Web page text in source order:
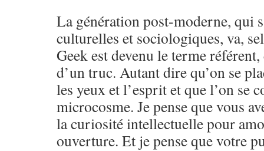
La génération post-moderne, qui
culturelles et sociologiques, va,
Geek est devenu le terme
d’un truc. Autant dire qu’on se
les yeux et l’esprit et que l’on se
microcosme. Je pense que vous
la curiosité intellectuelle pour
ouverture. Et je pense que votre